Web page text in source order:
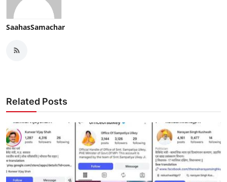
SaahasSamachar
Related Posts